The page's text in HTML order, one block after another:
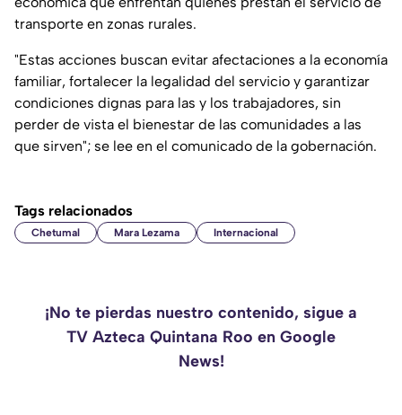
transporte en zonas rurales.
"Estas acciones buscan evitar afectaciones a la economía
familiar, fortalecer la legalidad del servicio y garantizar
condiciones dignas para las y los trabajadores, sin
perder de vista el bienestar de las comunidades a las
que sirven"; se lee en el comunicado de la gobernación.
Tags relacionados
Chetumal Mara Lezama Internacional
¡No te pierdas nuestro contenido, sigue a
TV Azteca Quintana Roo en Google
News!